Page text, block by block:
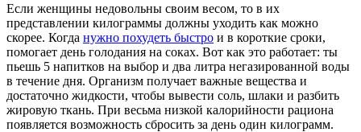
Если женщины недовольны своим весом, то в их
представлении килограммы должны уходить как можно
скорее. Когда нужно похудеть быстро и в короткие сроки,
помогает день голодания на соках. Вот как это работает: ты
пьешь 5 напитков на выбор и два литра негазированной воды
в течение дня. Организм получает важные вещества и
достаточно жидкости, чтобы вывести соль, шлаки и разбить
жировую ткань. При весьма низкой калорийности рациона
появляется возможность сбросить за день один килограмм.